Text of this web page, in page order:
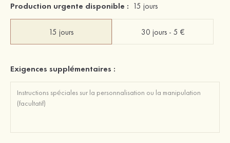
Production urgente disponible : 15 jours
15 jours 30 jours - 5 €
Exigences supplémentaires :